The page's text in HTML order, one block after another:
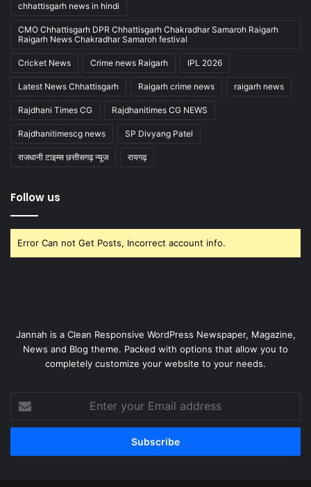
chhattisgarh news in hindi
CMO Chhattisgarh DPR Chhattisgarh Chakradhar Samaroh Raigarh
Raigarh News Chakradhar Samaroh festival
Cricket News Crime news Raigarh IPL 2026
Latest News Chhattisgarh Raigarh crime news raigarh news
Rajdhani Times CG Rajdhanitimes CG NEWS
Rajdhanitimescg news SP Divyang Patel
राजधानी टाइम्स छत्तीसगढ़ न्यूज रायगढ़
Follow us
Error Can not Get Posts, Incorrect account info.
Jannah is a Clean Responsive WordPress Newspaper, Magazine,
News and Blog theme. Packed with options that allow you to
completely customize your website to your needs.
your
Email